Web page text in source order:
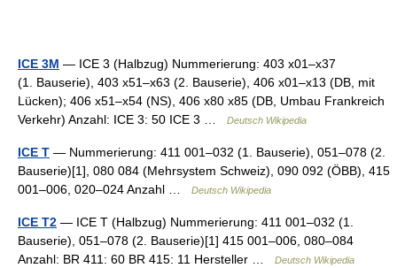
ICE 3M — ICE 3 (Halbzug) Nummerierung: 403 x01–x37
(1. Bauserie), 403 x51–x63 (2. Bauserie), 406 x01–x13 (DB, mit
Lücken); 406 x51–x54 (NS), 406 x80 x85 (DB, Umbau Frankreich
Verkehr) Anzahl: ICE 3: 50 ICE 3 …
Deutsch Wikipedia
ICE T — Nummerierung: 411 001–032 (1. Bauserie), 051–078 (2.
Bauserie)[1], 080 084 (Mehrsystem Schweiz), 090 092 (ÖBB), 415
001–006, 020–024 Anzahl …
Deutsch Wikipedia
ICE T2 — ICE T (Halbzug) Nummerierung: 411 001–032 (1.
Bauserie), 051–078 (2. Bauserie)[1] 415 001–006, 080–084
Anzahl: BR 411: 60 BR 415: 11 Hersteller …
Deutsch Wikipedia